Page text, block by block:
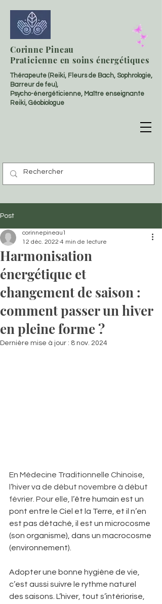
Corinne Pineau
Praticienne en soins énergétiques
Thérapeute (Reiki, Fleurs de Bach, Sophrologie,
Barreur de feu),
Psycho-énergéticienne, Maître enseignante
Reiki, Géobiologue
Post
Harmonisation
énergétique et
changement de saison :
comment passer un hiver
en pleine forme ?
corinnepineau1
12 déc. 2022 4 min de lecture
Dernière mise à jour : 8 nov. 2024
En Médecine Traditionnelle Chinoise,
l’hiver va de début novembre à début
février. Pour elle, l’être humain est un
pont entre le Ciel et la Terre, et il n’en
est pas détaché, il est un microcosme
(son organisme), dans un macrocosme
(environnement).
Adopter une bonne hygiène de vie,
c’est aussi suivre le rythme naturel
des saisons. L’hiver, tout s’intériorise,